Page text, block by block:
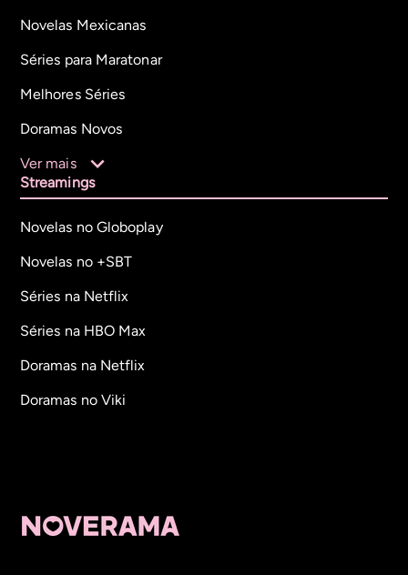
Novelas Mexicanas
Séries para Maratonar
Melhores Séries
Doramas Novos
Ver mais
Streamings
Novelas no Globoplay
Novelas no +SBT
Séries na Netflix
Séries na HBO Max
Doramas na Netflix
Doramas no Viki